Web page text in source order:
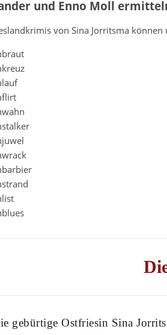
und Enno Moll
von Sina Jorritsma
gebürtige Ostfriesin Sina